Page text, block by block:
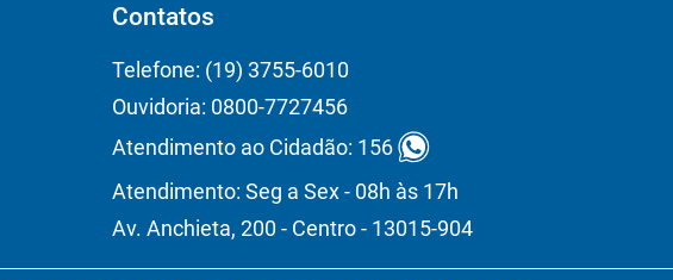
Contatos
Telefone: (19) 3755-6010
Ouvidoria: 0800-7727456
Atendimento ao Cidadão: 156
Atendimento: Seg a Sex - 08h às 17h
Av. Anchieta, 200 - Centro - 13015-904